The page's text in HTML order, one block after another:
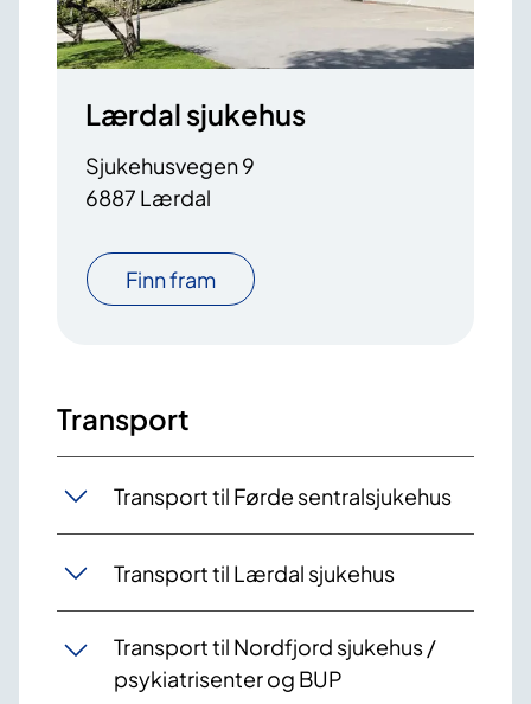
Lærdal sjukehus
Sjukehusvegen 9
6887 Lærdal
Finn fram
Transport
Transport til Førde sentralsjukehus
Transport til Lærdal sjukehus
Transport til Nordfjord sjukehus /
psykiatrisenter og BUP